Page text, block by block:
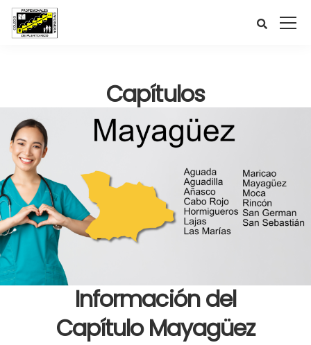
Capítulos
Información del
Capítulo Mayagüez